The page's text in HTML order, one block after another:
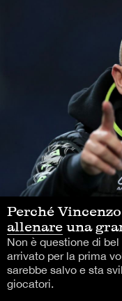
Perché
allenare una
Non è questione di
arrivato per la prima
sarebbe salvo e sta
giocatori.